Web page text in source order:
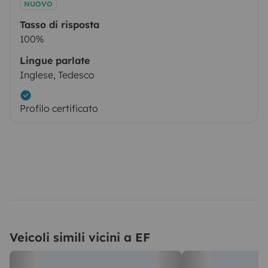
NUOVO
Tasso di risposta
100%
Lingue parlate
Inglese, Tedesco
Profilo certificato
Veicoli simili vicini a EF